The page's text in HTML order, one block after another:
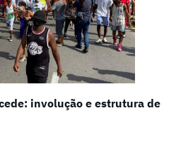
involução e estrutura de